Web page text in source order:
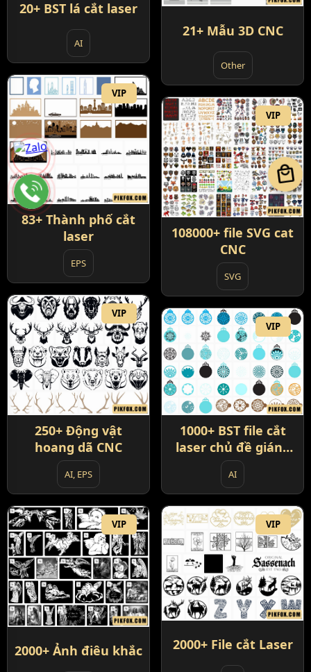
20+ BST lá cắt laser
AI
21+ Mẫu 3D CNC
Other
VIP
83+ Thành phố cắt
laser
EPS
VIP
108000+ file SVG cat
CNC
SVG
VIP
250+ Động vật
hoang dã CNC
AI, EPS
VIP
1000+ BST file cắt
laser chủ đề giáng
sinh
AI
VIP
2000+ Ảnh điêu khắc
VIP
2000+ File cắt Laser
local_mall